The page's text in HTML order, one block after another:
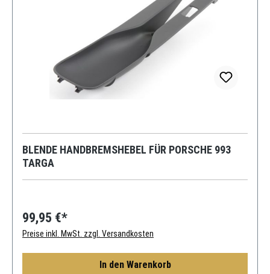
BLENDE HANDBREMSHEBEL FÜR PORSCHE 993
TARGA
99,95 €*
Preise inkl. MwSt. zzgl. Versandkosten
In den Warenkorb